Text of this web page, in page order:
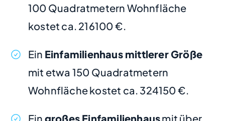
100 Quadratmetern Wohnfläche
kostet ca. 216100 €.
Ein Einfamilienhaus mittlerer Größe
mit etwa 150 Quadratmetern
Wohnfläche kostet ca. 324150 €.
Ein großes Einfamilienhausmit über